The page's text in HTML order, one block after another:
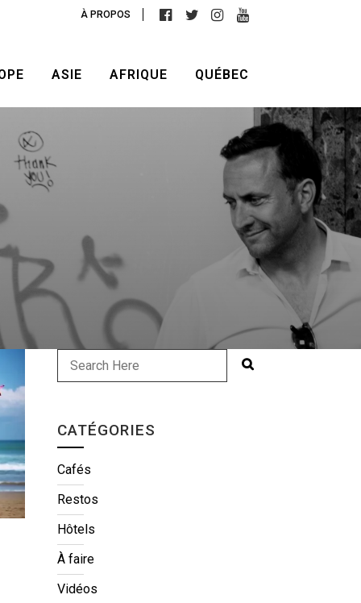
À PROPOS
ASIE AFRIQUE QUÉBEC
CATÉGORIES
Cafés
Restos
Hôtels
À faire
Vidéos